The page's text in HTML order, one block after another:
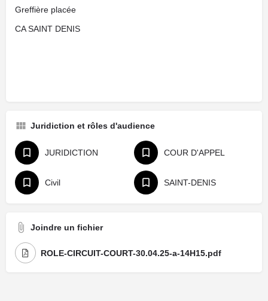
Greffière placée
CA SAINT DENIS
Juridiction et rôles d'audience
JURIDICTION COUR D'APPEL
Civil SAINT-DENIS
Joindre un fichier
ROLE-CIRCUIT-COURT-30.04.25-a-14H15.pdf